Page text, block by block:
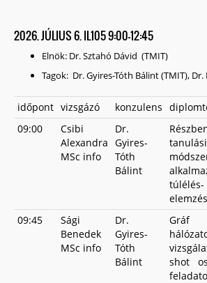
2026. JÚLIUS 6. IL105 9:00-12:45
Elnök: Dr. Sztahó Dávid (TMIT)
Tagok: Dr. Gyires-Tóth Bálint (TMIT),
időpont vizsgázó konzulens
09:00
Csibi
Alexandra
MSc info
Dr.
Gyires-
Tóth
Bálint
tanulási
túlélés-
09:45
Sági
Benedek
MSc info
Dr.
Gyires-
Tóth
Bálint
Gráf
shot